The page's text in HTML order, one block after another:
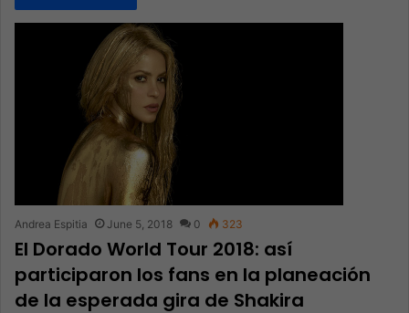
Andrea Espitia June 5, 2018 0 323
El Dorado World Tour 2018: así
participaron los fans en la planeación
de la esperada gira de Shakira